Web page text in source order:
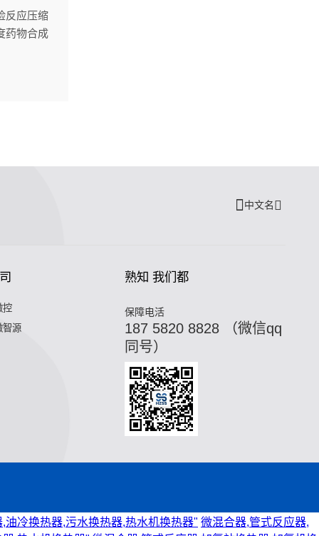
反应压缩
药物合成
卢非酰
中文名
控
智源
熟知 我们都
保障电活
187 5820 8828 （微信qq
同号）
冷换热器,污水换热器,热水机换热器" 微混合器,管式反应器,